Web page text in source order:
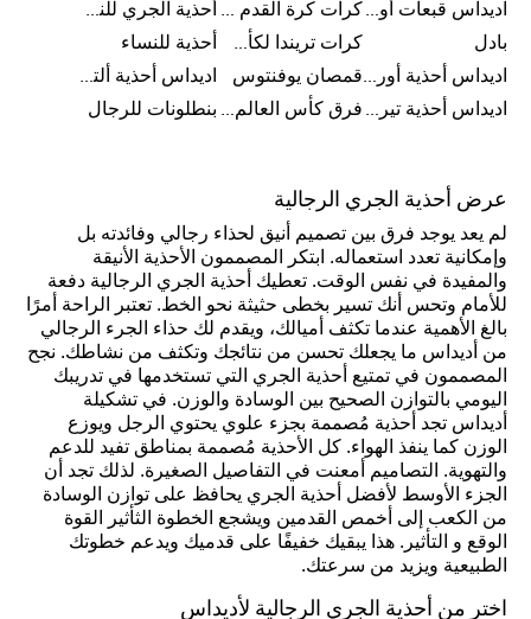
اديداس قبعات أورجينال للرجال
كرات كرة القدم للرجال
أحذية الجري للنساء
بادل
كرات تريندا لكأس العالم FIFA 26™
أحذية للنساء
اديداس أحذية أورجينال للرجالقمصان يوفنتوس
اديداس أحذية ألترا بوست للرجال
اديداس أحذية تيريكس
فرق كأس العالم FIFA 26™ بنطلونات للرجال
عرض أحذية الجري الرجالية
لم يعد يوجد فرق بين تصميم أنيق لحذاء رجالي وفائدته بل
وإمكانية تعدد استعماله. ابتكر المصممون الأحذية الأنيقة
والمفيدة في نفس الوقت. تعطيك أحذية الجري الرجالية دفعة
للأمام وتحس أنك تسير بخطى حثيثة نحو الخط. تعتبر الراحة أمرًا
بالغ الأهمية عندما تكثف أميالك، ويقدم لك حذاء الجرء الرجالي
من أديداس ما يجعلك تحسن من نتائجك وتكثف من نشاطك. نجح
المصممون في تمتيع أحذية الجري التي تستخدمها في تدريبك
اليومي بالتوازن الصحيح بين الوسادة والوزن. في تشكيلة
أديداس تجد أحذية مُصممة بجزء علوي يحتوي الرجل ويوزع
الوزن كما ينفذ الهواء. كل الأحذية مُصممة بمناطق تفيد للدعم
والتهوية. التصاميم أمعنت في التفاصيل الصغيرة. لذلك تجد أن
الجزء الأوسط لأفضل أحذية الجري يحافظ على توازن الوسادة
من الكعب إلى أخمص القدمين ويشجع الخطوة الثأثير القوة
الوقع و التأثير. هذا يبقيك خفيفًا على قدميك ويدعم خطوتك
الطبيعية ويزيد من سرعتك.
اختر من أحذية الجري الرجالية لأديداس